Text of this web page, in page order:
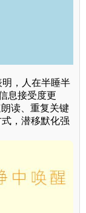
，人在半睡半
息接受度更
读、重复关键
，潜移默化强